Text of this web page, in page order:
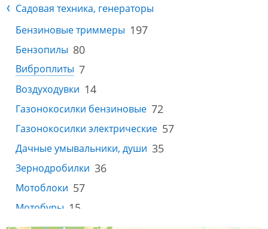
Садовая техника, генераторы
Бензиновые триммеры 197
Бензопилы 80
Виброплиты 7
Воздуходувки 14
Газонокосилки бензиновые 72
Газонокосилки электрические 57
Дачные умывальники, души 35
Зернодробилки 36
Мотоблоки 57
Мотобуры 15